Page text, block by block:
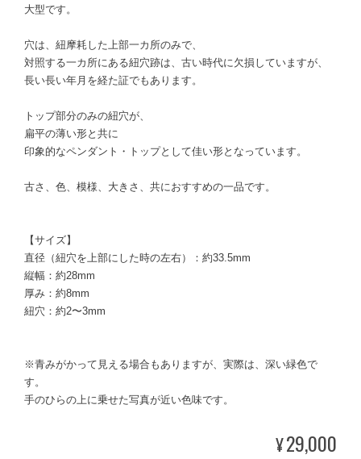
大型です。
穴は、紐摩耗した上部一カ所のみで、
対照する一カ所にある紐穴跡は、古い時代に欠損していますが、
長い長い年月を経た証でもあります。
トップ部分のみの紐穴が、
扁平の薄い形と共に
印象的なペンダント・トップとして佳い形となっています。
古さ、色、模様、大きさ、共におすすめの一品です。
【サイズ】
直径（紐穴を上部にした時の左右）：約33.5mm
縦幅：約28mm
厚み：約8mm
紐穴：約2〜3mm
※青みがかって見える場合もありますが、実際は、深い緑色で
す。
手のひらの上に乗せた写真が近い色味です。
¥29,000